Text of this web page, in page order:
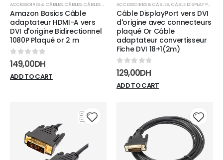
ACCESSOIRES & CÂBLES,CÂBLES,CÂBLES DVI
Amazon Basics Câble
adaptateur HDMI-A vers
DVI d'origine Bidirectionnel
1080P Plaqué or 2 m
0 sur 5
149,00DH
ADD TO CART
ACCESSOIRES & CÂBLES,CÂBLE DISPLAY PORT
Câble DisplayPort vers DVI
d'origine avec connecteurs
plaqué Or Câble
adaptateur convertisseur
Fiche DVI 18+1(2m)
0sur 5
129,00DH
ADD TO CART
wishlist
Add